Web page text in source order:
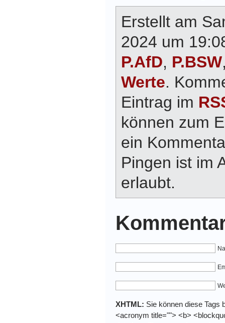
Erstellt am
2024 um
P.AfD, P.BSW
Werte.
Eintrag im
können zum
ein
Pingen ist im
erlaubt.
XHTML: Sie können diese Tags
<acronym title=""> <b>